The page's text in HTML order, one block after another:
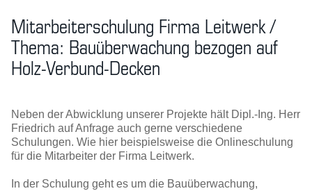
main
content
Mitarbeiterschulung Firma Leitwerk /
Thema: Bauüberwachung bezogen auf
Holz-Verbund-Decken
Neben der Abwicklung unserer Projekte hält Dipl.-Ing. Herr
Friedrich auf Anfrage auch gerne verschiedene
Schulungen. Wie hier beispielsweise die Onlineschulung
für die Mitarbeiter der Firma Leitwerk.
In der Schulung geht es um die Bauüberwachung,